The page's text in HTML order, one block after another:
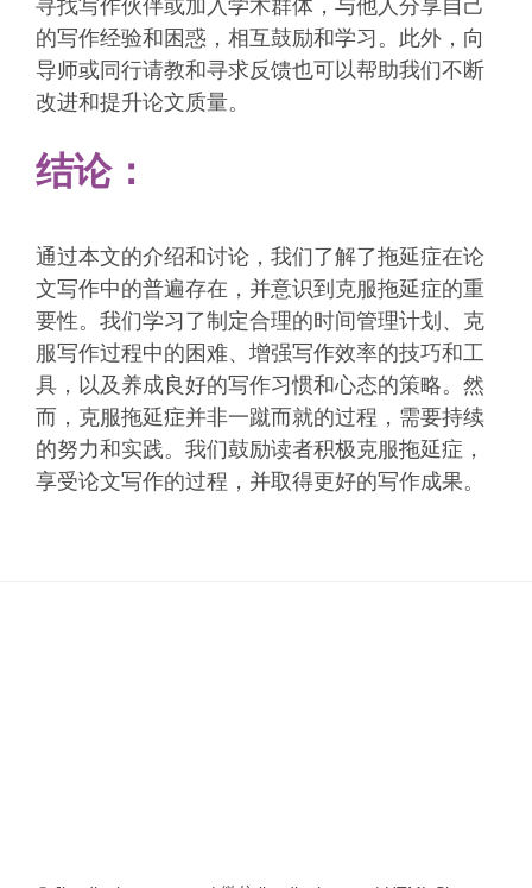
寻找写作伙伴或加入学术群体，与他人分享自己
的写作经验和困惑，相互鼓励和学习。此外，向
导师或同行请教和寻求反馈也可以帮助我们不断
改进和提升论文质量。
结论：
通过本文的介绍和讨论，我们了解了拖延症在论
文写作中的普遍存在，并意识到克服拖延症的重
要性。我们学习了制定合理的时间管理计划、克
服写作过程中的困难、增强写作效率的技巧和工
具，以及养成良好的写作习惯和心态的策略。然
而，克服拖延症并非一蹴而就的过程，需要持续
的努力和实践。我们鼓励读者积极克服拖延症，
享受论文写作的过程，并取得更好的写作成果。